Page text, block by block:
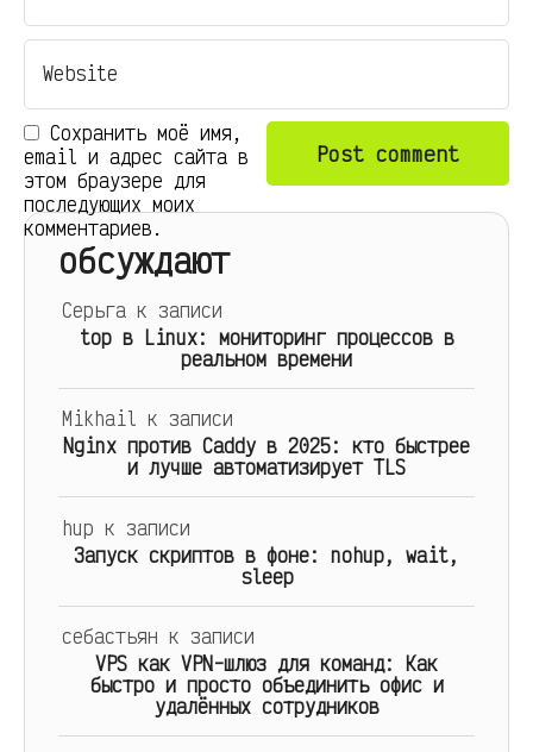
Сохранить моё имя,
email и адрес сайта в
этом браузере для
последующих моих
комментариев.
обсуждают
Серьгак записи
top в Linux: мониторинг процессов в
реальном времени
Mikhail к записи
Nginx против Caddy в 2025: кто быстрее
и лучше автоматизирует TLS
hup к записи
Запуск скриптов в фоне: nohup, wait,
sleep
себастьян к записи
VPS как VPN-шлюз для команд: Как
быстро и просто объединить офис и
удалённых сотрудников